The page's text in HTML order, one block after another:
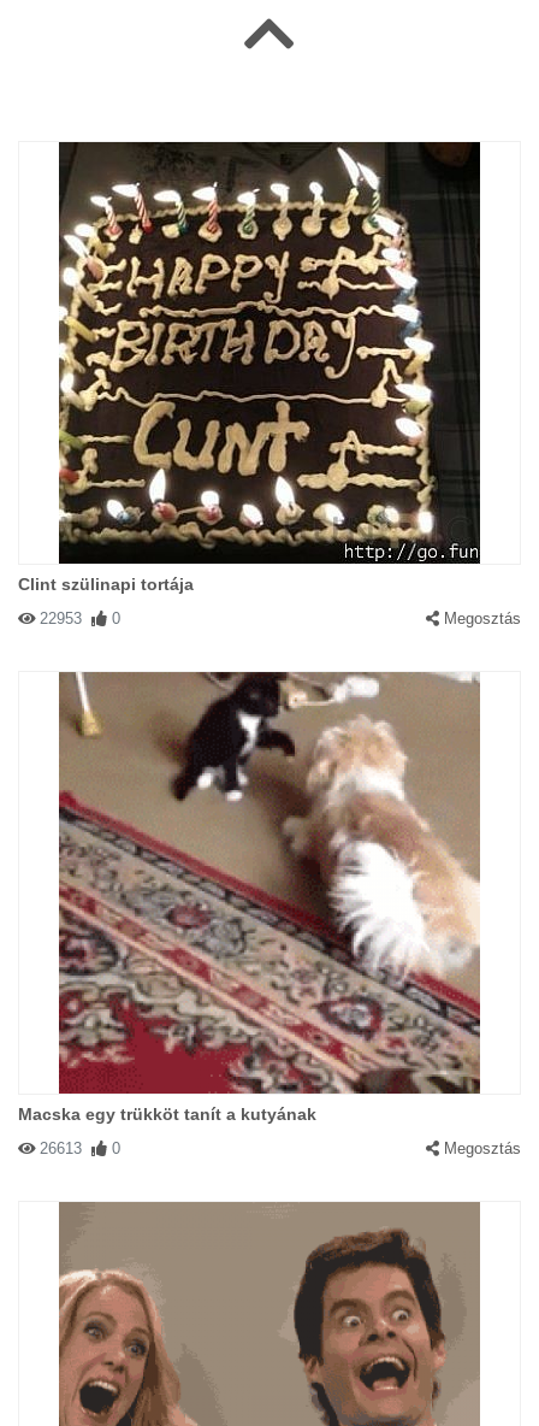
Clint szülinapi tortája
22953 0 Megosztás
Macska egy trükköt tanít a kutyának
26613 0 Megosztás